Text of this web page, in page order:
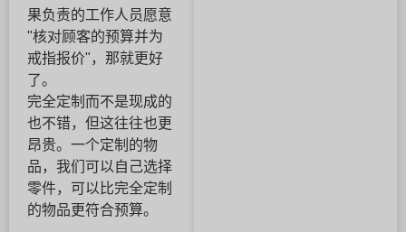
果负责的工作人员愿意
"核对顾客的预算并为
戒指报价"，那就更好
了。
完全定制而不是现成的
也不错，但这往往也更
昂贵。一个定制的物
品，我们可以自己选择
零件，可以比完全定制
的物品更符合预算。